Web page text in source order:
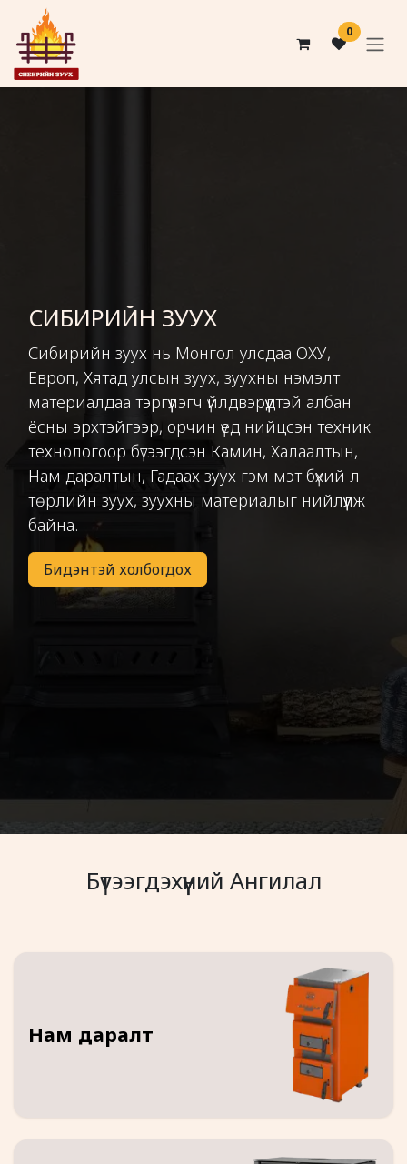
Skip to Content
0
СИБИРИЙН ЗУУХ
Сибирийн зуух нь Монгол улсдаа ОХУ,
Европ, Хятад улсын зуух, зуухны нэмэлт
материалдаа тэргүүлэгч үйлдвэрүүдтэй албан
ёсны эрхтэйгээр, орчин үед нийцсэн техник
технологоор бүтээгдсэн Камин, Халаалтын,
Нам даралтын, Гадаах зуух гэм мэт бүхий л
төрлийн зуух, зуухны материалыг нийлүүлж
байна.
Бидэнтэй холбогдох
Бүтээгдэхүүний Ангилал
Нам даралт